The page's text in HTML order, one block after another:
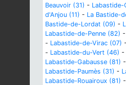
Beauvoir (31) - Labastide-
d'Anjou (11) - La Bastide-
Bastide-de-Lordat (09) -
Labastide-de-Penne (82) -
- Labastide-de-Virac (07) -
- Labastide-du-Vert (46) -
Labastide-Gabausse (81) -
Labastide-Paumès (31) -
Labastide-Rouairoux (81) -